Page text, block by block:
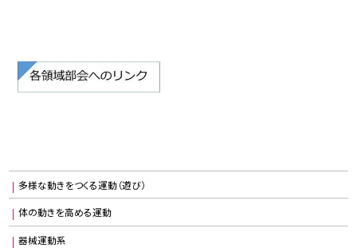
多様な動きをつくる運動（遊び）
体の動きを高める運動
器械運動系